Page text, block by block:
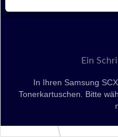
Ein
In Ihren Samsung
Tonerkartuschen. Bitte